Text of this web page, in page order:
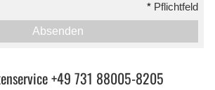
* Pflichtfeld
Absenden
+49 731 88005-8205